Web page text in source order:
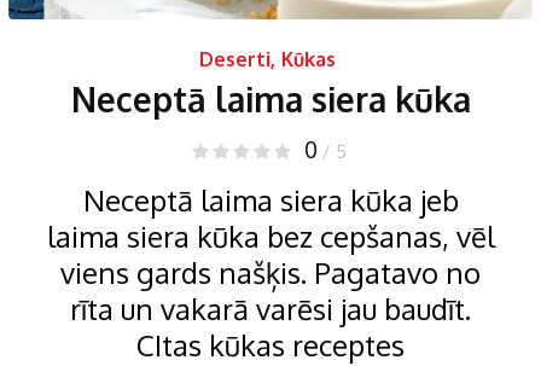
Deserti, Kūkas
Neceptā laima siera kūka
0 / 5
Neceptā laima siera kūka jeb
laima siera kūka bez cepšanas, vēl
viens gards našķis. Pagatavo no
rīta un vakarā varēsi jau baudīt.
CItas kūkas receptes